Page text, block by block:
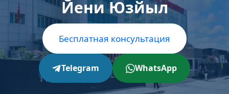
Йени Юзйыл
Бесплатная консультация
Telegram WhatsApp